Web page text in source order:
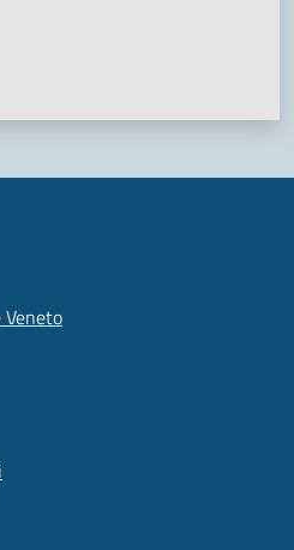
da 1 a 5 stelle